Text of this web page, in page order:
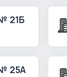
21Б
25А